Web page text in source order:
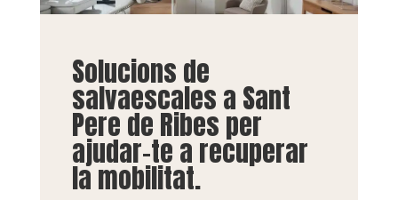
Solucions de
salvaescales a Sant
Pere de Ribes per
ajudar-te a recuperar
la mobilitat.